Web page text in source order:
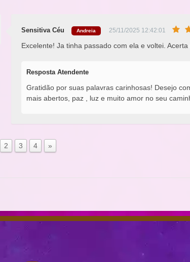
Sensitiva Céu Andreia 25/11/2025 12:42:01
Excelente! Ja tinha passado com ela e voltei. Acerta
Resposta Atendente
Gratidão por suas palavras carinhosas! Desejo
mais abertos, paz , luz e muito amor no seu
2 3 4 »